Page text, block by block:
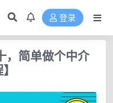
登录
，简单做个中介